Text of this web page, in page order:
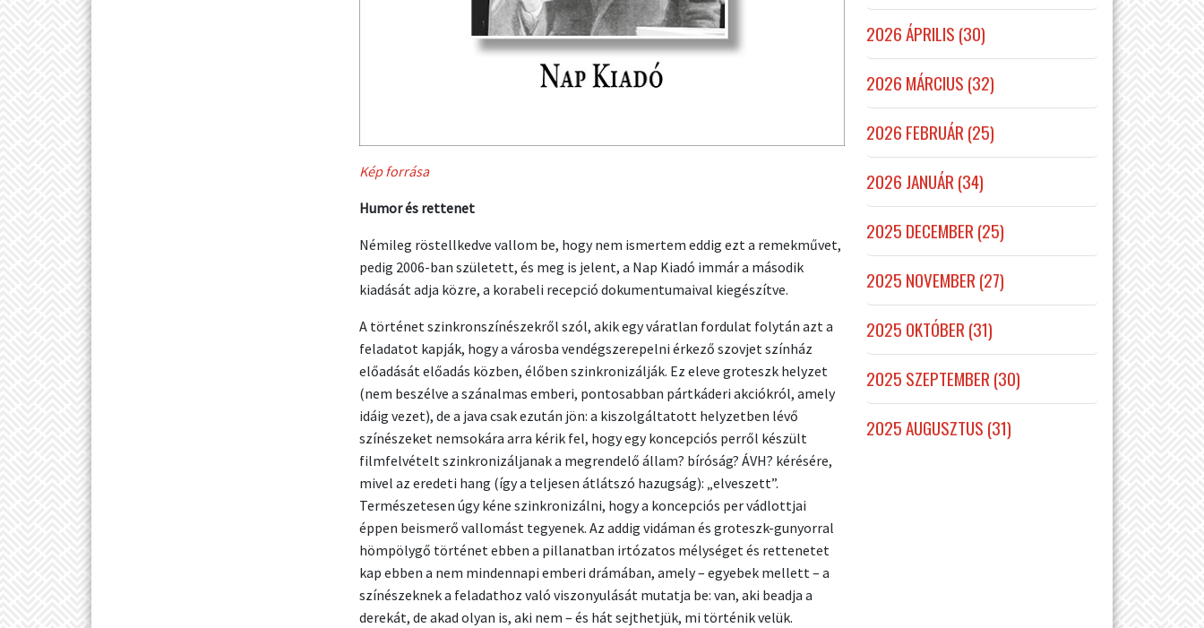
Kép forrása
Humor és rettenet
Némileg röstellkedve vallom be, hogy nem ismertem eddig ezt a remekművet,
pedig 2006-ban született, és meg is jelent, a Nap Kiadó immár a második
kiadását adja közre, a korabeli recepció dokumentumaival kiegészítve.
A történet szinkronszínészekről szól, akik egy váratlan fordulat folytán azt a
feladatot kapják, hogy a városba vendégszerepelni érkező szovjet színház
előadását előadás közben, élőben szinkronizálják. Ez eleve groteszk helyzet
(nem beszélve a szánalmas emberi, pontosabban pártkáderi akciókról, amely
idáig vezet), de a java csak ezután jön: a kiszolgáltatott helyzetben lévő
színészeket nemsokára arra kérik fel, hogy egy koncepciós perről készült
filmfelvételt szinkronizáljanak a megrendelő állam? bíróság? ÁVH? kérésére,
mivel az eredeti hang (így a teljesen átlátszó hazugság): „elveszett”.
Természetesen úgy kéne szinkronizálni, hogy a koncepciós per vádlottjai
éppen beismerő vallomást tegyenek. Az addig vidáman és groteszk-gunyorral
hömpölygő történet ebben a pillanatban irtózatos mélységet és rettenetet
kap ebben a nem mindennapi emberi drámában, amely – egyebek mellett – a
színészeknek a feladathoz való viszonyulását mutatja be: van, aki beadja a
derekát, de akad olyan is, aki nem – és hát sejthetjük, mi történik velük.
2026 ÁPRILIS (30)
2026 MÁRCIUS (32)
2026 FEBRUÁR (25)
2026 JANUÁR (34)
2025 DECEMBER (25)
2025 NOVEMBER (27)
2025 OKTÓBER (31)
2025 SZEPTEMBER (30)
2025 AUGUSZTUS (31)